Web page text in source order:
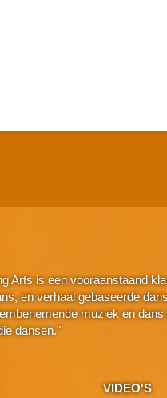
Arts is een vooraanstaand
en verhaal gebaseerde
muziek en
dansen."
VIDEO'S